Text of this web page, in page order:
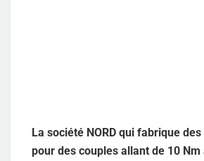
La société NORD qui fabrique
pour des couples allant de 10 Nm